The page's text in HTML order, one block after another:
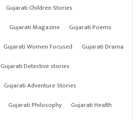
Gujarati Children Stories
Gujarati Magazine
Gujarati Poems
Gujarati Women Focused
Gujarati Drama
Gujarati Detective stories
Gujarati Adventure Stories
Gujarati Philosophy
Gujarati Health